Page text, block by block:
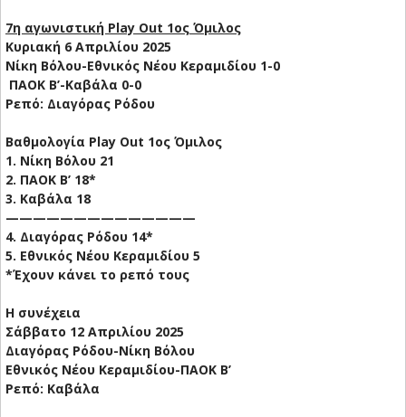
7η αγωνιστική Play Out 1ος Όμιλος
Κυριακή 6 Απριλίου 2025
Νίκη Βόλου-Εθνικός Νέου Κεραμιδίου 1-0
ΠΑΟΚ Β’-Καβάλα 0-0
Ρεπό: Διαγόρας Ρόδου
Βαθμολογία Play Out 1ος Όμιλος
1. Νίκη Βόλου 21
2. ΠΑΟΚ Β’ 18*
3. Καβάλα 18
——————————————
4. Διαγόρας Ρόδου 14*
5. Εθνικός Νέου Κεραμιδίου 5
*Έχουν κάνει το ρεπό τους
Η συνέχεια
Σάββατο 12 Απριλίου 2025
Διαγόρας Ρόδου-Νίκη Βόλου
Εθνικός Νέου Κεραμιδίου-ΠΑΟΚ Β’
Ρεπό: Καβάλα